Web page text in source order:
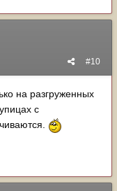
#10
на разгруженных
с